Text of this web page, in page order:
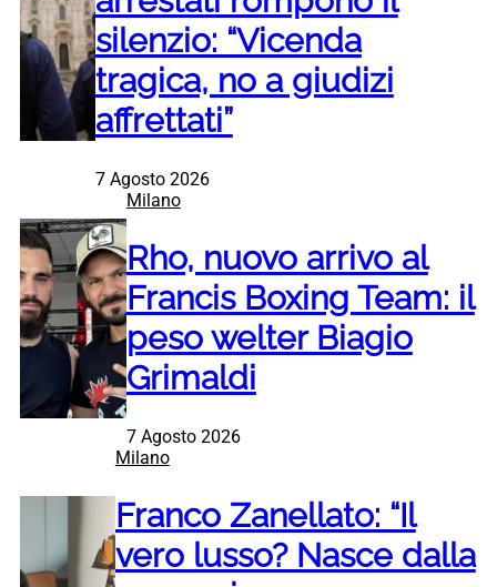
silenzio: “Vicenda
tragica, no a giudizi
affrettati”
7 Agosto 2026
Milano
Rho, nuovo arrivo al
Francis Boxing Team: il
peso welter Biagio
Grimaldi
7 Agosto 2026
Milano
Franco Zanellato: “Il
vero lusso? Nasce dalla